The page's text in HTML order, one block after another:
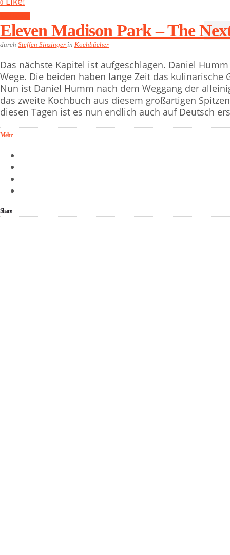
0
Eleven Madison Park – The
durch Steffen Sinzinger in Kochbücher
Das nächste Kapitel ist aufgeschlagen. Daniel
Wege. Die beiden haben lange Zeit das kulinarische
Nun ist Daniel Humm nach dem Weggang der
das zweite Kochbuch aus diesem großartigen
diesen Tagen ist es nun endlich auch auf Deutsch
Mehr
Share